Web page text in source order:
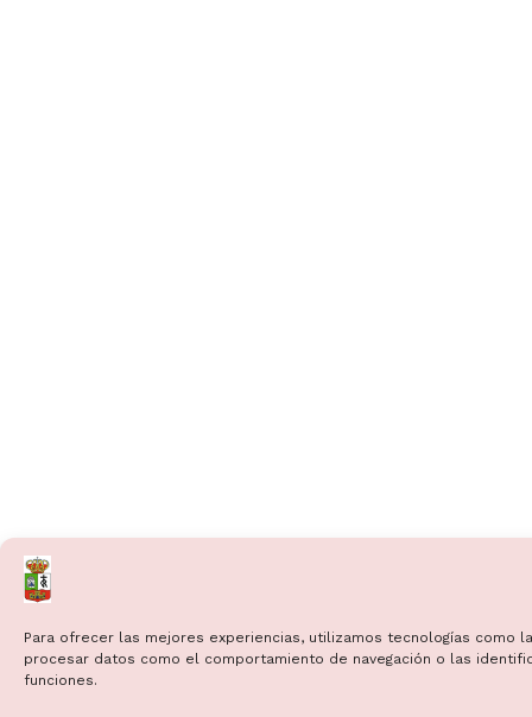
Para ofrecer las mejores experiencias, utilizamos tecnologías
procesar datos como el comportamiento de navegación o las
funciones.